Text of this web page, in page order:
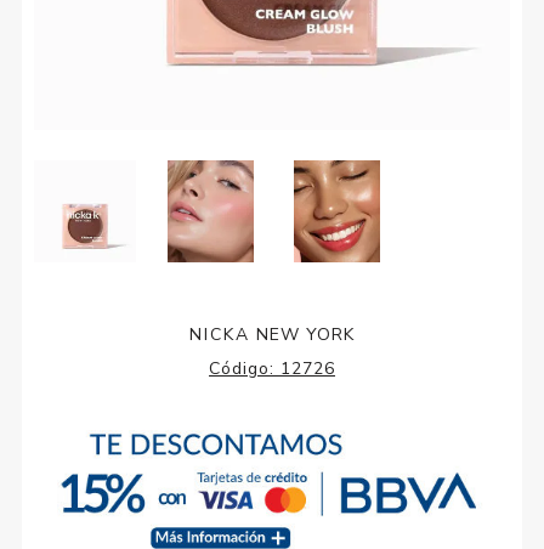
NICKA NEW YORK
Código: 12726